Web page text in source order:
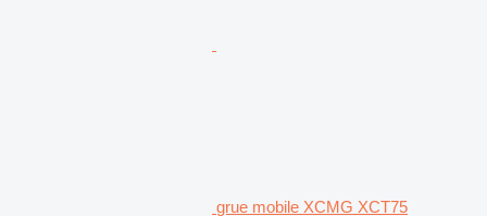
grue mobile XCMG XCT75